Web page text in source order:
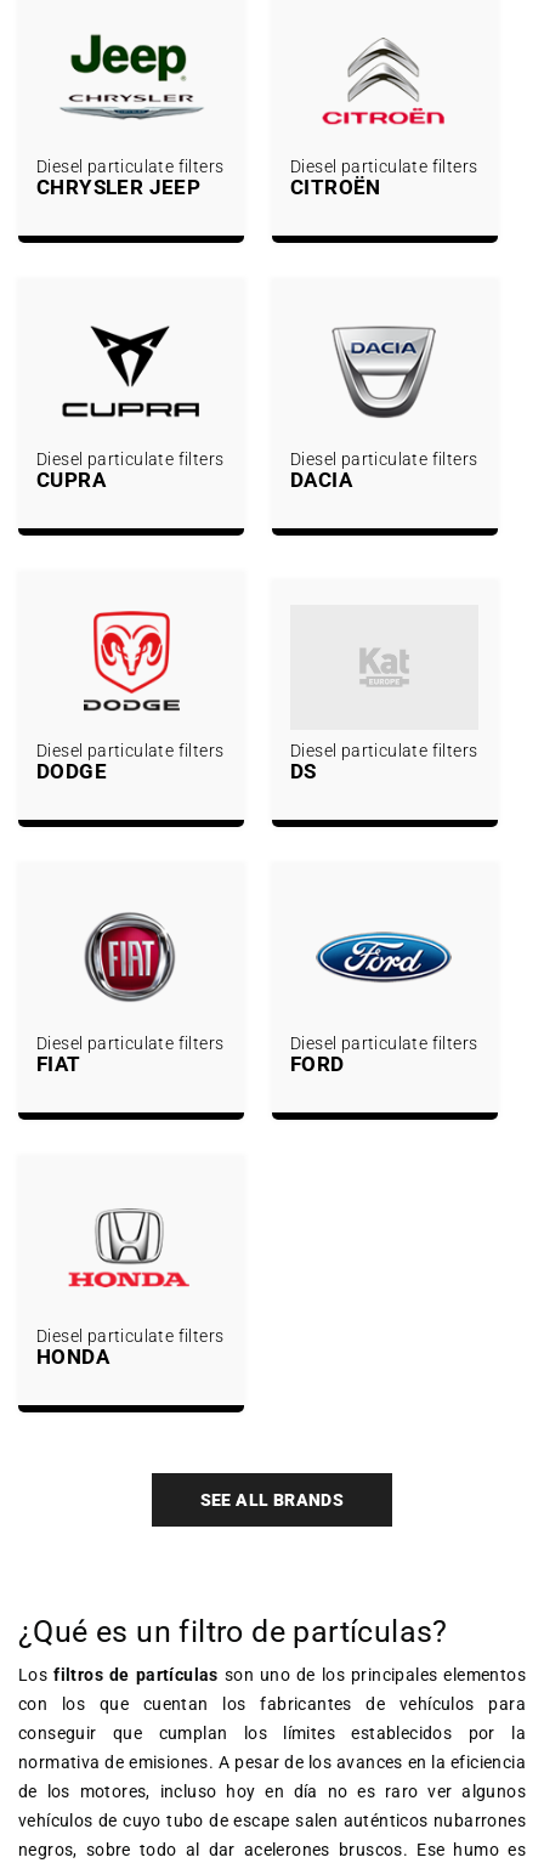
Diesel particulate filters
CHRYSLER JEEP
Diesel particulate filters
CITROËN
Diesel particulate filters
CUPRA
Diesel particulate filters
DACIA
Diesel particulate filters
DODGE
Diesel particulate filters
DS
Diesel particulate filters
FIAT
Diesel particulate filters
FORD
Diesel particulate filters
HONDA
SEE ALL BRANDS
¿Qué es un filtro de partículas?
Losfiltros de partículas son uno de los principales elementos
con los que cuentan los fabricantes de vehículos para
conseguir que cumplan los límites establecidos por la
normativa de emisiones. A pesar de los avances en la eficiencia
de los motores, incluso hoy en día no es raro ver algunos
vehículos de cuyo tubo de escape salen auténticos nubarrones
negros, sobre todo al dar acelerones bruscos. Ese humo es